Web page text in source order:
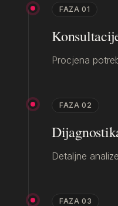
FAZA 01
Procjena
FAZA 02
Detaljne
FAZA 03